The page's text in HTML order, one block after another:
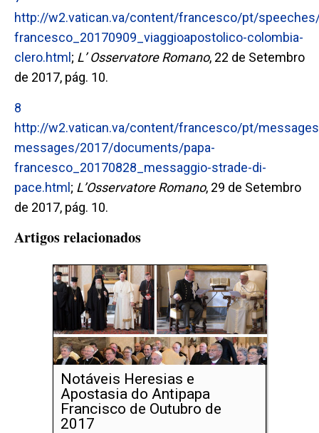
http://w2.vatican.va/content/francesco/pt/
francesco_20170909_viaggioapostolico-colombia-
clero.html; L’ Osservatore Romano, 22 de Setembro
de 2017, pág. 10.
8
http://w2.vatican.va/content/francesco/pt/
messages/2017/documents/papa-
francesco_20170828_messaggio-strade-di-
pace.html; L’Osservatore Romano, 29 de Setembro
de 2017, pág. 10.
Artigos relacionados
Notáveis Heresias e
Apostasia do Antipapa
Francisco de Outubro de
2017